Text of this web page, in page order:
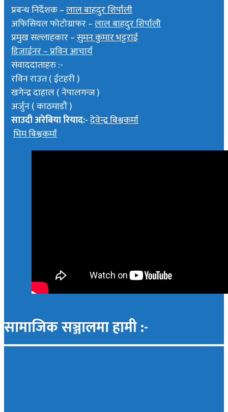
प्रबन्ध निर्देशक –लाल बाहदुर शिर्पाली
अफिसियल फोटोग्राफर –लाल बाहदुर शिर्पाली
प्रमुख सल्लाहकार –सुमन कुमार भट्टराई
डिजाईनर – प्रविन आचार्य
संवाददाताहरु :-
रविन राउत ( ईटहरी )
खगेन्द्र दाहाल ( नेपालगन्ज )
अर्जुन ( काठमाडौं )
साउदी अरेबिया रियाद:-देवेन्द्र बिश्वकर्मा
भिम बिश्वकर्मा
सामाजिक सञ्जालमा हामी :-